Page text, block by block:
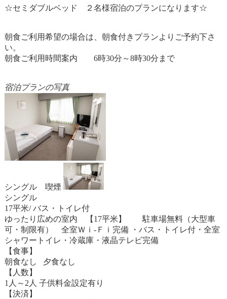
☆セミダブルベッド ２名様宿泊のプランになります☆
朝食ご利用希望の場合は、朝食付きプランよりご予約下さ
い。
朝食ご利用時間案内 6時30分～8時30分まで
宿泊プランの写真
シングル 喫煙
シングル
17平米/ バス・トイレ付
ゆったり広めの室内 【17平米】 駐車場無料（大型車
可・制限有） 全室Ｗｉ-Ｆｉ完備 ・バス・トイレ付・全室
シャワートイレ・冷蔵庫・液晶テレビ完備
【食事】
朝食なし 夕食なし
【人数】
1人～2人 子供料金設定有り
【決済】